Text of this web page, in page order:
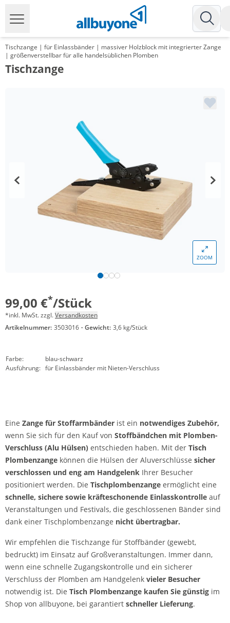
Tischzange | für Einlassbänder | massiver Holzblock mit integrierter Zange
| größenverstellbar für alle handelsüblichen Plomben
Tischzange
ZOOM
99,00 €*/Stück
*inkl. MwSt. zzgl.Versandkosten
Artikelnummer: 3503016 · Gewicht: 3,6 kg/Stück
Farbe:
blau-schwarz
Ausführung: für Einlassbänder mit Nieten-Verschluss
Eine Zange für Stoffarmbänder ist ein notwendiges Zubehör,
wenn Sie sich für den Kauf von Stoffbändchen mit Plomben-
Verschluss (Alu Hülsen) entschieden haben. Mit der Tisch
Plombenzange können die Hülsen der Aluverschlüsse sicher
verschlossen und eng am Handgelenk Ihrer Besucher
positioniert werden. Die Tischplombenzange ermöglicht eine
schnelle, sichere sowie kräfteschonende Einlasskontrolle auf
Veranstaltungen und Festivals, die geschlossenen Bänder sind
dank einer Tischplombenzange nicht übertragbar.
Wir empfehlen die Tischzange für Stoffbänder (gewebt,
bedruckt) im Einsatz auf Großveranstaltungen. Immer dann,
wenn eine schnelle Zugangskontrolle und ein sicherer
Verschluss der Plomben am Handgelenk vieler Besucher
notwendig ist. Die Tisch Plombenzange kaufen Sie günstig im
Shop von allbuyone, bei garantiert schneller Lieferung.